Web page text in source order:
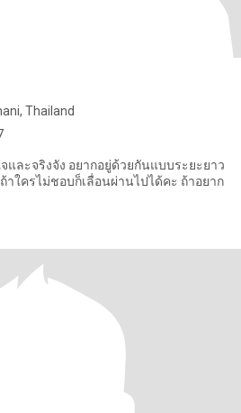
Thailand
และจริงจัง อยากอยู่ด้วยกันแบบระยะยาว